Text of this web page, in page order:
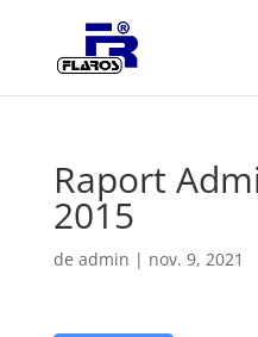
Raport
2015
de admin | nov. 9, 2021